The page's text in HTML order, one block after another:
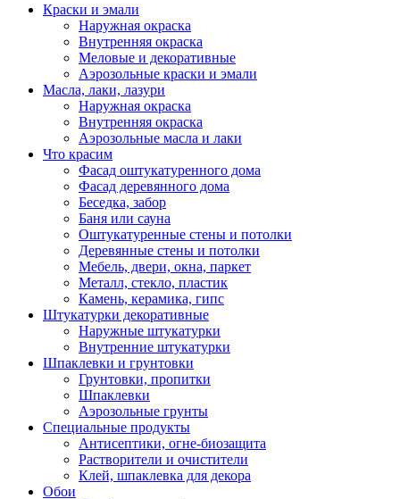
Краски и эмали
Наружная окраска
Внутренняя окраска
Меловые и декоративные
Аэрозольные краски и эмали
Масла, лаки, лазури
Наружная окраска
Внутренняя окраска
Аэрозольные масла и лаки
Что красим
Фасад оштукатуренного дома
Фасад деревянного дома
Беседка, забор
Баня или сауна
Оштукатуренные стены и потолки
Деревянные стены и потолки
Мебель, двери, окна, паркет
Металл, стекло, пластик
Камень, керамика, гипс
Штукатурки декоративные
Наружные штукатурки
Внутренние штукатурки
Шпаклевки и грунтовки
Грунтовки, пропитки
Шпаклевки
Аэрозольные грунты
Специальные продукты
Антисептики, огне-биозащита
Растворители и очистители
Клей, шпаклевка для декора
Обои